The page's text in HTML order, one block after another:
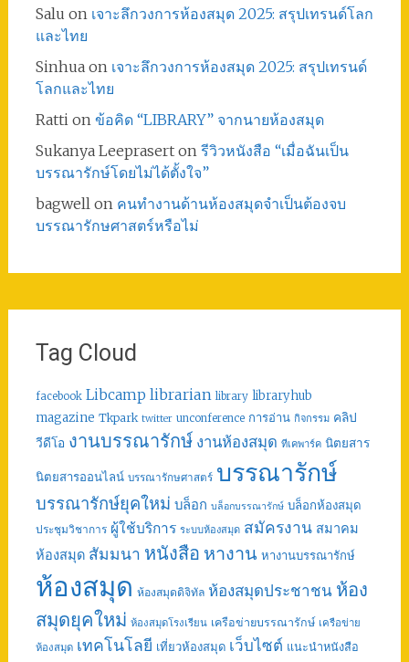
Salu on เจาะลึกวงการห้องสมุด 2025: สรุปเทรนด์โลก
และไทย
Sinhuaon เจาะลึกวงการห้องสมุด 2025: สรุปเทรนด์
โลกและไทย
Rattion ข้อคิด “LIBRARY” จากนายห้องสมุด
Sukanya Leepraserton รีวิวหนังสือ “เมื่อฉันเป็น
บรรณารักษ์โดยไม่ได้ตั้งใจ”
bagwellon คนทำงานด้านห้องสมุดจำเป็นต้องจบ
บรรณารักษศาสตร์หรือไม่
Tag Cloud
facebook Libcamp librarian library libraryhub
magazine Tkpark twitter unconference การอ่าน กิจกรรม คลิป
วีดีโอ งานบรรณารักษ์ งานห้องสมุด ทีเคพาร์ค นิตยสาร
นิตยสารออนไลน์ บรรณารักษศาสตร์ บรรณารักษ์
บรรณารักษ์ยุคใหม่ บล็อก บล็อกบรรณารักษ์ บล็อกห้องสมุด
ประชุมวิชาการ ผู้ใช้บริการ ระบบห้องสมุด สมัครงาน สมาคม
ห้องสมุด สัมมนา หนังสือ หางาน หางานบรรณารักษ์
ห้องสมุด ห้องสมุดดิจิทัล ห้องสมุดประชาชน ห้อง
สมุดยุคใหม่ ห้องสมุดโรงเรียน เครือข่ายบรรณารักษ์ เครือข่าย
ห้องสมุด เทคโนโลยี เที่ยวห้องสมุด เว็บไซต์ แนะนำหนังสือ